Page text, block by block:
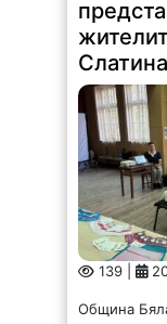
Слатина
139 |
Община